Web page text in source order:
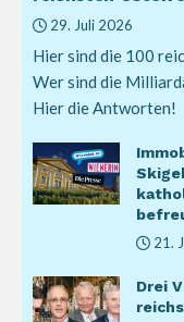
29. Juli 2026
Hier sind die 100
Wer sind die
Hier die Antworten!
21.
Drei